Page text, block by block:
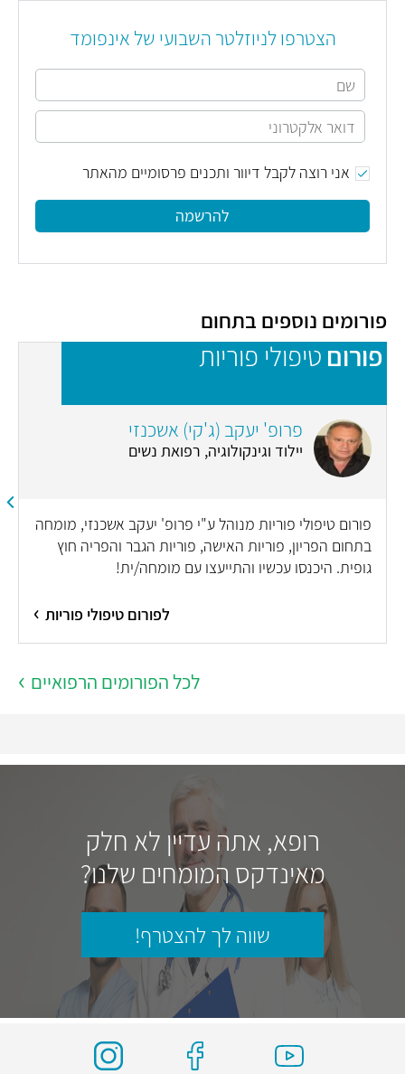
הצטרפו לניוזלטר השבועי של אינפומד
אני רוצה לקבל דיוור ותכנים פרסומיים מהאתר
להרשמה
פורומים נוספים בתחום
פורום טיפולי פוריות
פרופ' יעקב (ג'קי) אשכנזי
יילוד וגינקולוגיה, רפואת נשים
פורום טיפולי פוריות מנוהל ע"י פרופ' יעקב אשכנזי, מומחה
בתחום הפריון, פוריות האישה, פוריות הגבר והפריה חוץ
גופית. היכנסו עכשיו והתייעצו עם מומחה/ית!
לפורום טיפולי פוריות
לכל הפורומים הרפואיים
רופא, אתה עדיין לא חלק
מאינדקס המומחים שלנו?
שווה לך להצטרף!